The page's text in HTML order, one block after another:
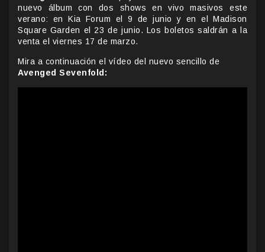
nuevo álbum con dos shows en vivo masivos este
verano: en Kia Forum el 9 de junio y en el Madison
Square Garden el 23 de junio. Los boletos saldrán a la
venta el viernes 17 de marzo.
Mira a continuación el vídeo del nuevo sencillo de
Avenged Sevenfold: